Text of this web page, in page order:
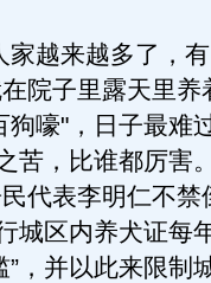
越来越多了，有
院子里露天里养
嚎"，日子最难
苦，比谁都厉害
代表李明仁不禁
城区内养犬证每
”，并以此来限制